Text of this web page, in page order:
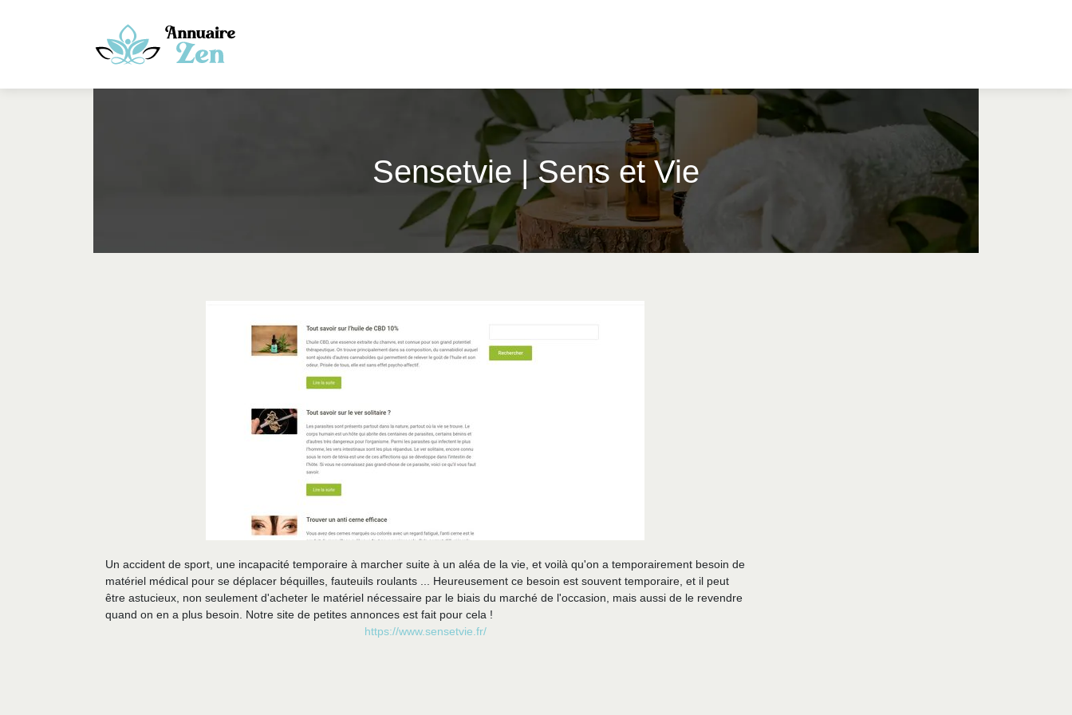
Sensetvie | Sens et Vie
Un accident de sport, une incapacité temporaire à marcher suite à un aléa de la vie, et voilà qu'on a temporairement besoin de
matériel médical pour se déplacer béquilles, fauteuils roulants ... Heureusement ce besoin est souvent temporaire, et il peut
être astucieux, non seulement d'acheter le matériel nécessaire par le biais du marché de l'occasion, mais aussi de le revendre
quand on en a plus besoin. Notre site de petites annonces est fait pour cela !
https://www.sensetvie.fr/